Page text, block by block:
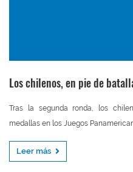
Los chilenos, en pie de
Tras la segunda ronda, los
medallas en los Juegos
Leer más